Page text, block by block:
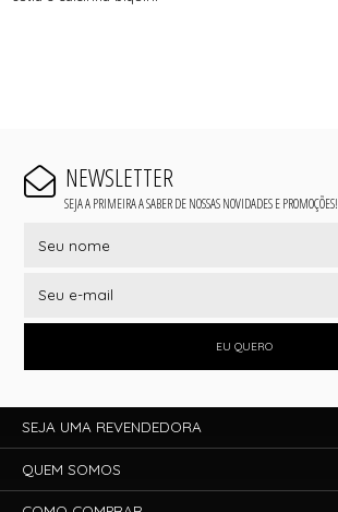
NEWSLETTER
SEJA A PRIMEIRA A SABER DE NOSSAS NOVIDADES E PROMOÇÕES!
EU QUERO
SEJA UMA REVENDEDORA
QUEM SOMOS